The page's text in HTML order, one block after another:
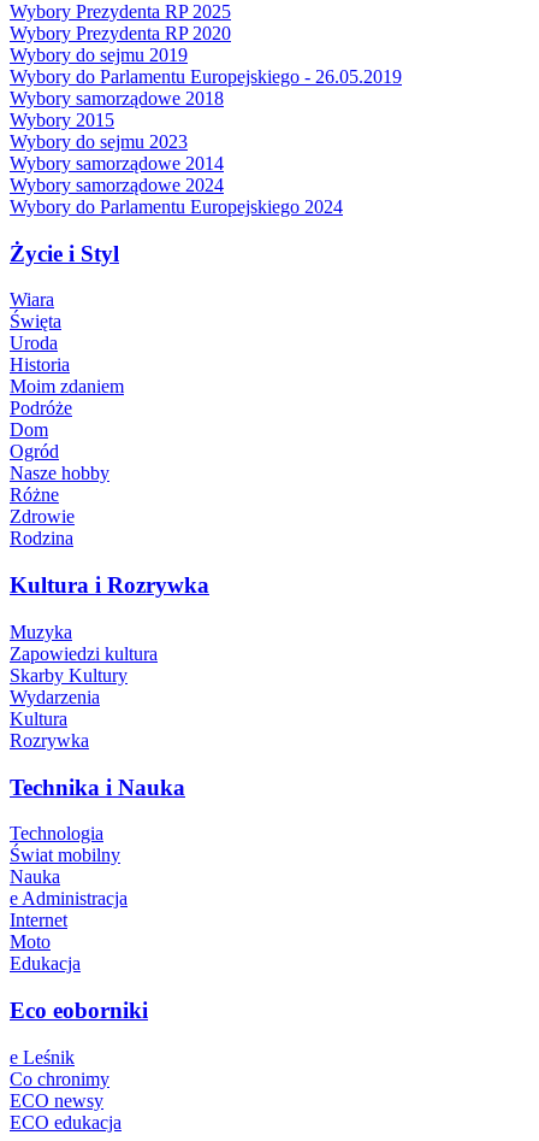
Wybory Prezydenta RP 2025
Wybory Prezydenta RP 2020
Wybory do sejmu 2019
Wybory do Parlamentu Europejskiego - 26.05.2019
Wybory samorządowe 2018
Wybory 2015
Wybory do sejmu 2023
Wybory samorządowe 2014
Wybory samorządowe 2024
Wybory do Parlamentu Europejskiego 2024
Życie i Styl
Wiara
Święta
Uroda
Historia
Moim zdaniem
Podróże
Dom
Ogród
Nasze hobby
Różne
Zdrowie
Rodzina
Kultura i Rozrywka
Muzyka
Zapowiedzi kultura
Skarby Kultury
Wydarzenia
Kultura
Rozrywka
Technika i Nauka
Technologia
Świat mobilny
Nauka
e Administracja
Internet
Moto
Edukacja
Eco eoborniki
e Leśnik
Co chronimy
ECO newsy
ECO edukacja